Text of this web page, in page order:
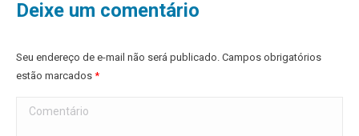
Deixe um comentário
Seu endereço de e-mail não será publicado. Campos obrigatórios
estão marcados *
Comentário